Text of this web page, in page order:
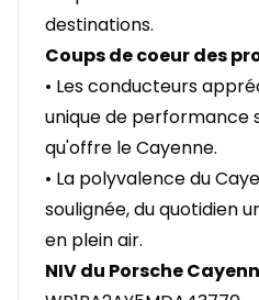
destinations.
Coups de coeur des
• Les conducteurs
unique de performance
qu'offre le Cayenne.
• La polyvalence du
soulignée, du quotidien
en plein air.
NIV du Porsche